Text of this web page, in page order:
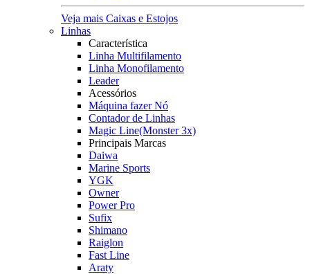
Veja mais Caixas e Estojos
Linhas
Característica
Linha Multifilamento
Linha Monofilamento
Leader
Acessórios
Máquina fazer Nó
Contador de Linhas
Magic Line(Monster 3x)
Principais Marcas
Daiwa
Marine Sports
YGK
Owner
Power Pro
Sufix
Shimano
Raiglon
Fast Line
Araty